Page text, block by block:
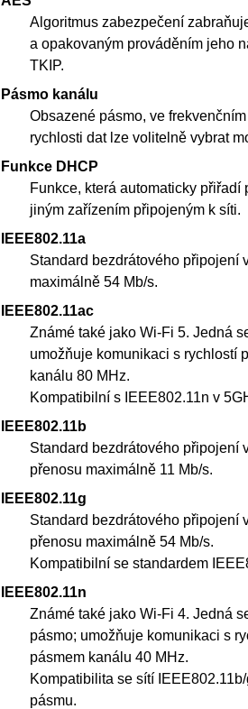
Algoritmus zabezpečení
a opakovaným prováděním jeho
TKIP.
Pásmo kanálu
Obsazené pásmo, ve
rychlosti dat lze volitelně vybrat
Funkce DHCP
Funkce, která automaticky
jiným zařízením připojeným k síti.
IEEE802.11a
Standard bezdrátového připojení
maximálně 54 Mb/s.
IEEE802.11ac
Známé také jako Wi-Fi 5. Jedná
umožňuje komunikaci s rychlostí
kanálu 80 MHz.
Kompatibilní s IEEE802.11n v
IEEE802.11b
Standard bezdrátového připojení
přenosu maximálně 11 Mb/s.
IEEE802.11g
Standard bezdrátového připojení
přenosu maximálně 54 Mb/s.
Kompatibilní se standardem
IEEE802.11n
Známé také jako Wi-Fi 4. Jedná
pásmo; umožňuje komunikaci s
pásmem kanálu 40 MHz.
Kompatibilita se sítí IEEE802.11b
pásmu.